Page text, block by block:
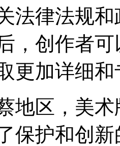
法律法规
，创作者
更加详细
地区，美
保护和创